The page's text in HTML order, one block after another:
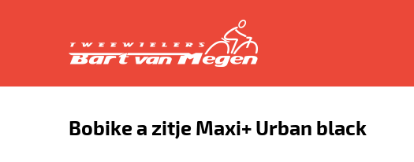
Bobike a zitje Maxi+ Urban black